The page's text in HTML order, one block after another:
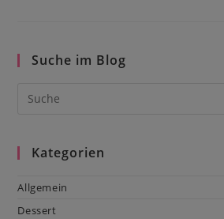
Suche im Blog
Kategorien
Allgemein
Dessert